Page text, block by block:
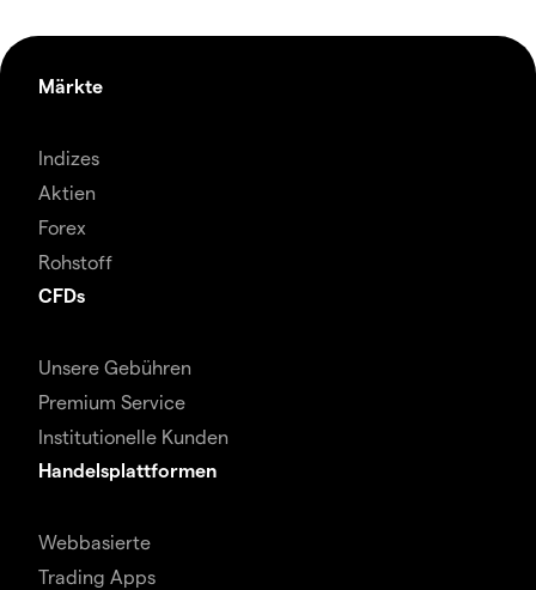
Märkte
Indizes
Aktien
Forex
Rohstoff
CFDs
Unsere Gebühren
Premium Service
Institutionelle Kunden
Handelsplattformen
Webbasierte
Trading Apps